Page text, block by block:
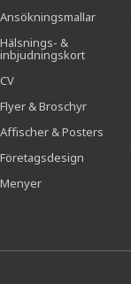
Ansökningsmallar
Hälsnings- &
inbjudningskort
CV
Flyer & Broschyr
Affischer & Posters
Företagsdesign
Menyer